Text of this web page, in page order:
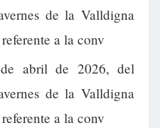
de la Valldigna
a la conv
abril de 2026, del
de la Valldigna
a la conv